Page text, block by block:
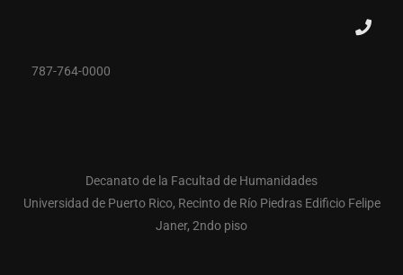
787-764-0000
Decanato de la Facultad de Humanidades
Universidad de Puerto Rico, Recinto de Río Piedras Edificio Felipe
Janer, 2ndo piso